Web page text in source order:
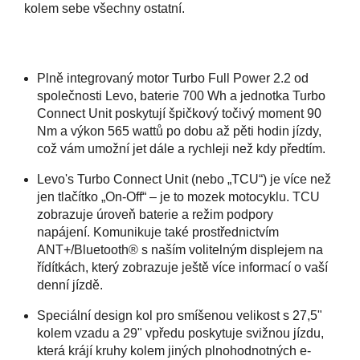
kolem sebe všechny ostatní.
Plně integrovaný motor Turbo Full Power 2.2 od
společnosti Levo, baterie 700 Wh a jednotka Turbo
Connect Unit poskytují špičkový točivý moment 90
Nm a výkon 565 wattů po dobu až pěti hodin jízdy,
což vám umožní jet dále a rychleji než kdy předtím.
Levo's Turbo Connect Unit (nebo „TCU“) je více než
jen tlačítko „On-Off“ – je to mozek motocyklu. TCU
zobrazuje úroveň baterie a režim podpory
napájení. Komunikuje také prostřednictvím
ANT+/Bluetooth® s naším volitelným displejem na
řídítkách, který zobrazuje ještě více informací o vaší
denní jízdě.
Speciální design kol pro smíšenou velikost s 27,5"
kolem vzadu a 29" vpředu poskytuje svižnou jízdu,
která krájí kruhy kolem jiných plnohodnotných e-